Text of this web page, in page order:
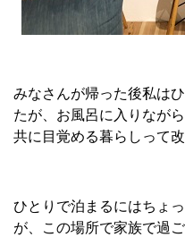
みなさんが帰った後私は
たが、お風呂に入りなが
共に目覚める暮らしって
ひとりで泊まるにはちょ
が、この場所で家族で過